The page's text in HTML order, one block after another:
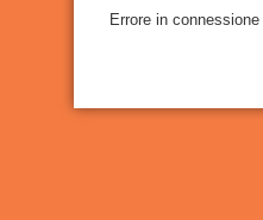
Errore in